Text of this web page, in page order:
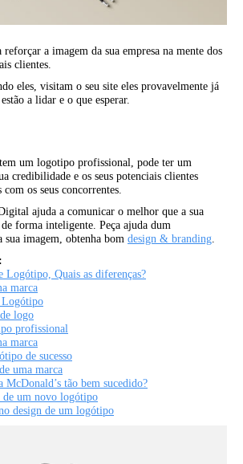
a imagem da sua empresa na mente dos
clientes.
eles, visitam o seu site eles provavelmente já
a lidar e o que esperar.
tem um logotipo profissional, pode ter um
credibilidade e os seus potenciais clientes
os seus concorrentes.
ajuda a comunicar o melhor que a sua
de forma inteligente. Peça ajuda dum
imagem, obtenha bom design & branding.
Logótipo, Quais as diferenças?
marca
Logótipo
logo
profissional
marca
de sucesso
uma marca
tão bem sucedido?
de um novo logótipo
design de um logótipo